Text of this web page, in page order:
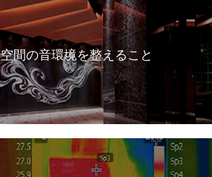
空間の音環境を整えること